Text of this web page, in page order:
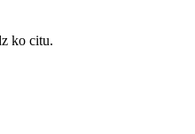
ko citu.